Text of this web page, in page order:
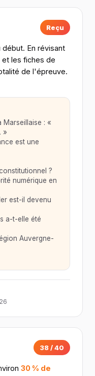
Reçu
En révisant
les fiches de
de l'épreuve.
Marseillaise : «
»
est une
?
numérique en
est-il devenu
a-t-elle été
Auvergne-
38 / 40
30 % de